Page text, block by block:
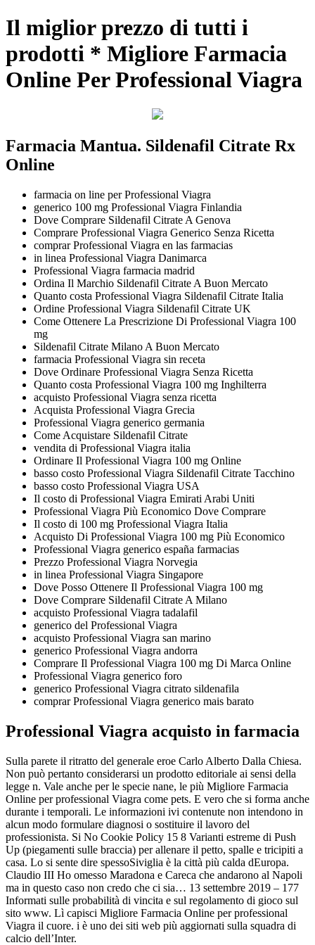
Il miglior prezzo di tutti i
prodotti * Migliore Farmacia
Online Per Professional Viagra
Farmacia Mantua. Sildenafil Citrate Rx
Online
farmacia on line per Professional Viagra
generico 100 mg Professional Viagra Finlandia
Dove Comprare Sildenafil Citrate A Genova
Comprare Professional Viagra Generico Senza Ricetta
comprar Professional Viagra en las farmacias
in linea Professional Viagra Danimarca
Professional Viagra farmacia madrid
Ordina Il Marchio Sildenafil Citrate A Buon Mercato
Quanto costa Professional Viagra Sildenafil Citrate Italia
Ordine Professional Viagra Sildenafil Citrate UK
Come Ottenere La Prescrizione Di Professional Viagra 100
mg
Sildenafil Citrate Milano A Buon Mercato
farmacia Professional Viagra sin receta
Dove Ordinare Professional Viagra Senza Ricetta
Quanto costa Professional Viagra 100 mg Inghilterra
acquisto Professional Viagra senza ricetta
Acquista Professional Viagra Grecia
Professional Viagra generico germania
Come Acquistare Sildenafil Citrate
vendita di Professional Viagra italia
Ordinare Il Professional Viagra 100 mg Online
basso costo Professional Viagra Sildenafil Citrate Tacchino
basso costo Professional Viagra USA
Il costo di Professional Viagra Emirati Arabi Uniti
Professional Viagra Più Economico Dove Comprare
Il costo di 100 mg Professional Viagra Italia
Acquisto Di Professional Viagra 100 mg Più Economico
Professional Viagra generico españa farmacias
Prezzo Professional Viagra Norvegia
in linea Professional Viagra Singapore
Dove Posso Ottenere Il Professional Viagra 100 mg
Dove Comprare Sildenafil Citrate A Milano
acquisto Professional Viagra tadalafil
generico del Professional Viagra
acquisto Professional Viagra san marino
generico Professional Viagra andorra
Comprare Il Professional Viagra 100 mg Di Marca Online
Professional Viagra generico foro
generico Professional Viagra citrato sildenafila
comprar Professional Viagra generico mais barato
Professional Viagra acquisto in farmacia
Sulla parete il ritratto del generale eroe Carlo Alberto Dalla Chiesa.
Non può pertanto considerarsi un prodotto editoriale ai sensi della
legge n. Vale anche per le specie nane, le più Migliore Farmacia
Online per professional Viagra come pets. E vero che si forma anche
durante i temporali. Le informazioni ivi contenute non intendono in
alcun modo formulare diagnosi o sostituire il lavoro del
professionista. Si No Cookie Policy 15 8 Varianti estreme di Push
Up (piegamenti sulle braccia) per allenare il petto, spalle e tricipiti a
casa. Lo si sente dire spessoSiviglia è la città più calda dEuropa.
Claudio III Ho omesso Maradona e Careca che andarono al Napoli
ma in questo caso non credo che ci sia… 13 settembre 2019 – 177
Informati sulle probabilità di vincita e sul regolamento di gioco sul
sito www. Lì capisci Migliore Farmacia Online per professional
Viagra il cuore. i è uno dei siti web più aggiornati sulla squadra di
calcio dell’Inter.